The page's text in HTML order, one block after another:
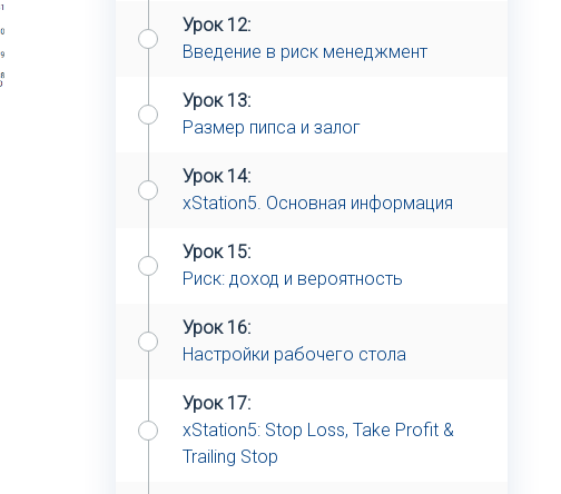
Урок 12:
Введение в риск менеджмент
Урок 13:
Размер пипса и залог
Урок 14:
xStation5. Основная информация
Урок 15:
Риск: доход и вероятность
Урок 16:
Настройки рабочего стола
Урок 17:
xStation5: Stop Loss, Take Profit &
Trailing Stop